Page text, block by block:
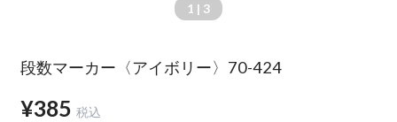
1 | 3
段数マーカー〈アイボリー〉70-424
¥385 税込